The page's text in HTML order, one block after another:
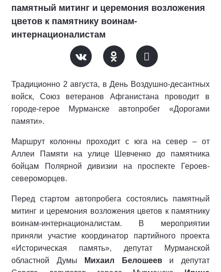
памятный митинг и церемония возложения
цветов к памятнику воинам-
интернационалистам
Традиционно 2 августа, в День Воздушно-десантных
войск, Союз ветеранов Афганистана проводит в
городе-герое Мурманске автопробег «Дорогами
памяти».
Маршрут колонны проходит с юга на север – от
Аллеи Памяти на улице Шевченко до памятника
бойцам Полярной дивизии на проспекте Героев-
североморцев.
Перед стартом автопробега состоялись памятный
митинг и церемония возложения цветов к памятнику
воинам-интернационалистам. В мероприятии
приняли участие координатор партийного проекта
«Историческая память», депутат Мурманской
областной Думы
Михаил Белошееви депутат